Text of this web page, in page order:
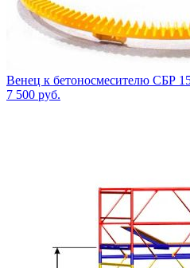
Венец к бетоносмесителю СБР
7 500 руб.